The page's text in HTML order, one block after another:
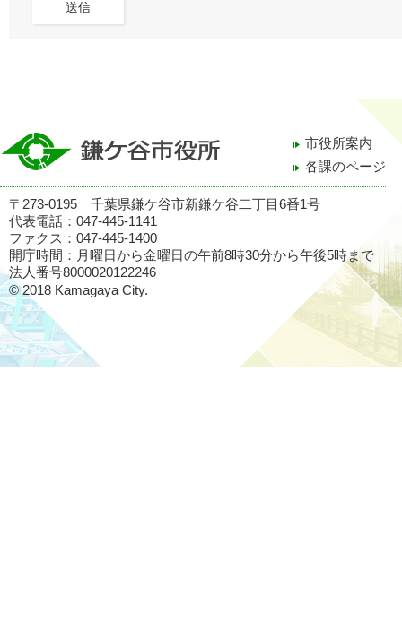
市役所案内
各課のページ
〒273-0195 千葉県鎌ケ谷市新鎌ケ谷二丁目6番1号
代表電話：047-445-1141
ファクス：047-445-1400
開庁時間：月曜日から金曜日の午前8時30分から午後5時まで
法人番号8000020122246
© 2018 Kamagaya City.